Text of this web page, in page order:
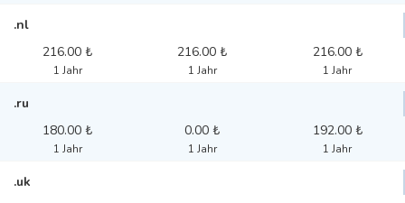
.nl
216.00 ₺
1 Jahr
216.00 ₺
1 Jahr
216.00 ₺
1 Jahr
.ru
180.00 ₺
1 Jahr
0.00 ₺
1 Jahr
192.00 ₺
1 Jahr
.uk